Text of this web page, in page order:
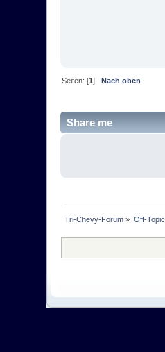
Seiten: [1]
Nach oben
Share me
Tri-Chevy-Forum » Off-Topic